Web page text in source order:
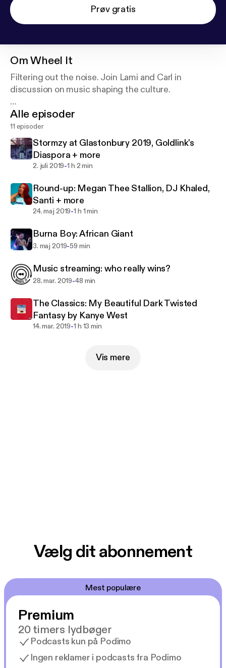
Prøv gratis
OmWheel It
Filtering out the noise. Join Lami and Carl in
discussion on music shaping the culture.
@WheelItPod
#WheelItPodcast
Follow the Hosts:
@cozy_carl
Got music you want us to hear? Plug away:
wheelitpodcast@gmail.com
Alle episoder
11 episoder
Stormzy at Glastonbury 2019, Goldlink's
Diaspora + more
2. juli 2019-1 h 2 min
Round-up: Megan Thee Stallion, DJ Khaled,
Santi + more
24. maj 2019-1 h 1 min
Burna Boy: African Giant
3. maj 2019-59 min
Music streaming: who really wins?
28. mar. 2019-48 min
The Classics: My Beautiful Dark Twisted
Fantasy by Kanye West
14. mar. 2019-1 h 13 min
Vis mere
Vælg dit abonnement
Mest populære
Premium
20 timers lydbøger
Podcasts kun på Podimo
Ingen reklamer i podcasts fra Podimo